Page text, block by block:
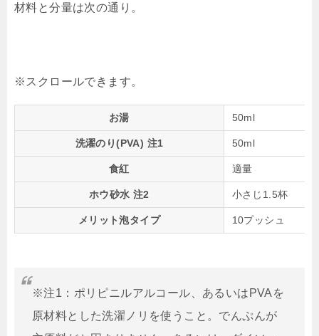
材料と分量は次の通り。
お湯 50ml
洗濯のり(PVA) 注1 50ml
食紅 適量
ホウ砂水 注2 小さじ1.5杯
メリット泡タイプ 10プッシュ
※注1：ポリピニルアルコール、あるいはPVAを
原材料とした洗濯ノリを使うこと。でんぷんが